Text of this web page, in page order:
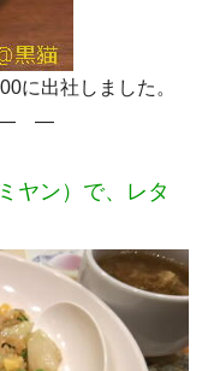
に出社しました。
―
ヤン）で、レタ